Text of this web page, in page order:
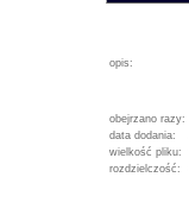
opis:
obejrzano razy:
data dodania:
wielkość pliku:
rozdzielczość: